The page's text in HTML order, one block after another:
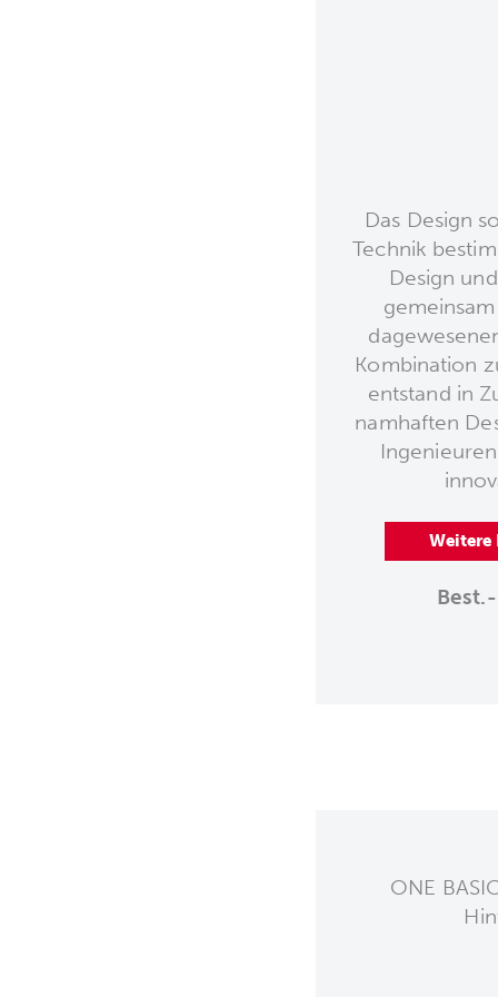
Das Design
Technik
Design
Kombination
entstand in
namhaften
ONE